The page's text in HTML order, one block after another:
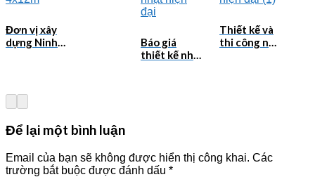
Đơn vị xây
dựng Ninh
trọn gói
chuyên
2026NM664
Báo giá
thiết kế nhà
Thiết kế và
thi công nhà
Để lại một bình luận
Email của bạn sẽ không được hiển thị công khai. Các
trường bắt buộc được đánh dấu *